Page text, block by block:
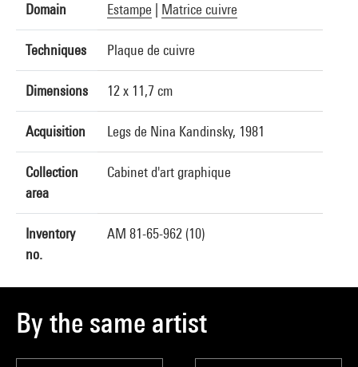
Domain Estampe Matrice cuivre
Techniques Plaque de cuivre
Dimensions 12 x 11,7 cm
Acquisition Legs de Nina Kandinsky, 1981
Collection
area
Cabinet d'art graphique
Inventory
no.
AM 81-65-962 (10)
By the same artist